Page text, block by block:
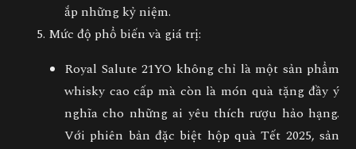
ắp những kỷ niệm.
Mức độ phổ biến và giá trị:
Royal Salute 21YO không chỉ là một sản phẩm
whisky cao cấp mà còn là món quà tặng đầy ý
nghĩa cho những ai yêu thích rượu hảo hạng.
Với phiên bản đặc biệt hộp quà Tết 2025, sản